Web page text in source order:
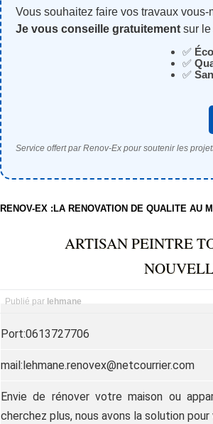
Vous souhaitez faire vos travaux
Je vous conseille gratuitement sur
✅
✅
✅
Service offert par Renov-Ex pour soutenir les
RENOV-EX :LA RENOVATION DE QUALITE AU
ARTISAN PEINTRE
Publié par lehmane
Port:0613727706
mail:lehmane.renovex@netcourrier.com
Envie de rénover votre maison ou
cherchez plus, nous avons la solution pour